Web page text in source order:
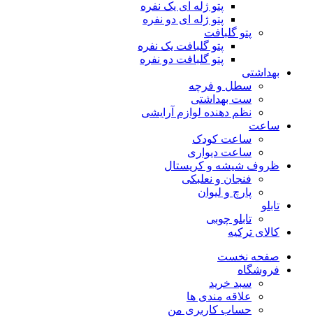
پتو ژله ای یک نفره
پتو ژله ای دو نفره
پتو گلبافت
پتو گلبافت یک نفره
پتو گلبافت دو نفره
بهداشتی
سطل و فرچه
ست بهداشتی
نظم دهنده لوازم آرایشی
ساعت
ساعت کودک
ساعت دیواری
ظروف شیشه و کریستال
فنجان و نعلبکی
پارچ و لیوان
تابلو
تابلو چوبی
کالای ترکیه
صفحه نخست
فروشگاه
سبد خرید
علاقه مندی ها
حساب کاربری من